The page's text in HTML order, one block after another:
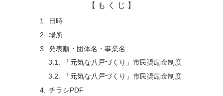
【 も く じ 】
日時
場所
発表順・団体名・事業名
「元気な八戸づくり」市民奨励金制度
「元気な八戸づくり」市民奨励金制度
チラシPDF